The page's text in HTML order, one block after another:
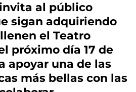
al público
sigan adquiriendo
el Teatro
próximo día 17 de
apoyar una de las
más bellas con las